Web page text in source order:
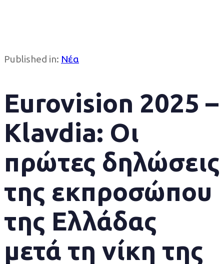
Published in: Νέα
Eurovision 2025 –
Klavdia: Οι
πρώτες δηλώσεις
της εκπροσώπου
της Ελλάδας
μετά τη νίκη της